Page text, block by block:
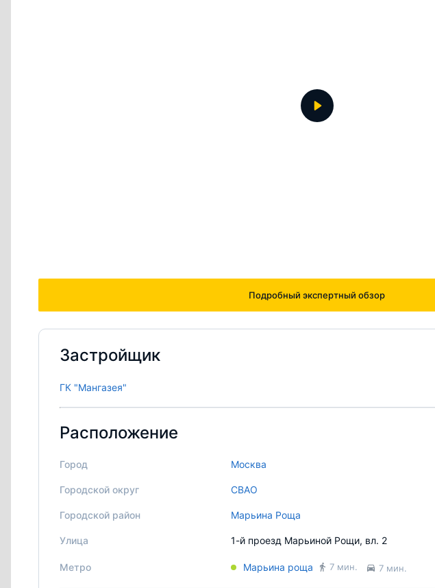
Подробный экспертный обзор
Застройщик
ГК "Мангазея"
Расположение
Город Москва
Городской округ СВАО
Городской район Марьина Роща
Улица 1-й проезд Марьиной Рощи, вл. 2
Метро Марьина роща 7 мин. 7 мин.